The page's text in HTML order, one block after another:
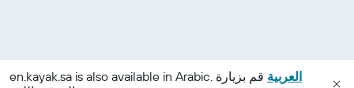
en.kayak.sa is also available in Arabic. العربية قم بزيارة